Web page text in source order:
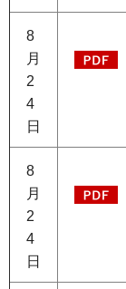
8
月
2
4
日
8
月
2
4
日